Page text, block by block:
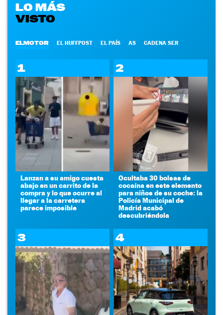
LO MÁS
VISTO
ELMOTOR EL HUFFPOST EL PAÍS AS CADENA SER
1
Lanzan a su amigo cuesta
abajo en un carrito de la
compra y lo que ocurre al
llegar a la carretera
parece imposible
2
Ocultaba 30 bolsas de
cocaína en este elemento
para niños de su coche: la
Policía Municipal de
Madrid acabó
descubriéndola
3 4